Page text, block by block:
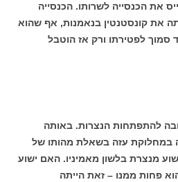
את הכנסייה לשרותו. הכנסייה
את קונסטנטין בנאמנות, אף שהוא
לפטירתו ורק אז הוטבל
להתפתחות הנצרות. באותה
במחלוקת עזה בשאלת מהותו של
מנצרת בלשון מאמיניו. האם ישוע
פחות ממנו – זאת הייתה